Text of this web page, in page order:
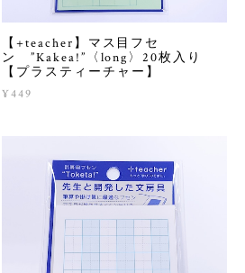
【+teacher】マス目フセ
ン ”Kakea!”〈long〉20枚入り
【プラスティーチャー】
¥449